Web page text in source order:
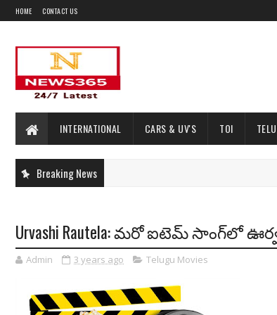
HOME CONTACT US
INTERNATIONAL CARS & UV'S TOI
Breaking News
Urvashi Rautela: మ‌రో ఐటెమ్ సాంగ్‌లో
Admin 3 years ago Telugu Movies